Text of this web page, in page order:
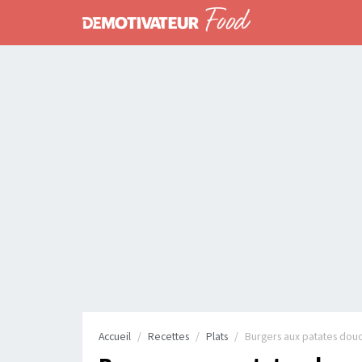
Accueil Recettes Plats Burgers aux patates